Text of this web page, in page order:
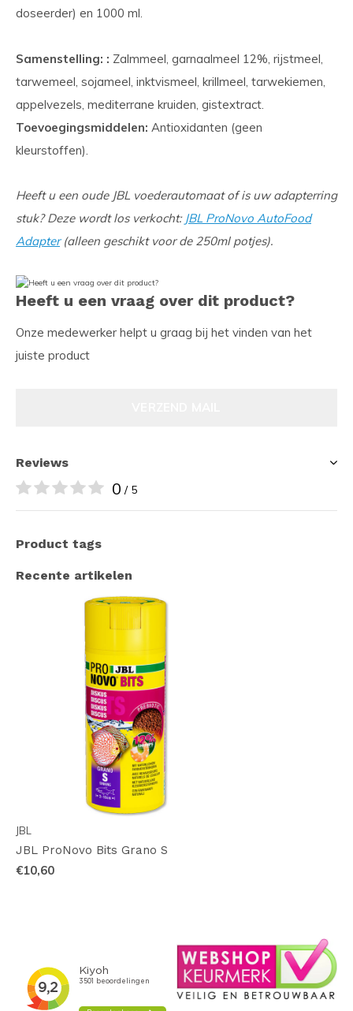
doseerder) en 1000 ml.
Samenstelling: : Zalmmeel, garnaalmeel 12%, rijstmeel,
tarwemeel, sojameel, inktvismeel, krillmeel, tarwekiemen,
appelvezels, mediterrane kruiden, gistextract.
Toevoegingsmiddelen: Antioxidanten (geen
kleurstoffen).
Heeft u een oude JBL voederautomaat of is uw adapterring
stuk? Deze wordt los verkocht: JBL ProNovo AutoFood
Adapter(alleen geschikt voor de 250ml potjes).
Heeft u een vraag over dit product?
Onze medewerker helpt u graag bij het vinden van het
juiste product
Reviews
0 / 5
Product tags
Recente artikelen
JBL
JBL ProNovo Bits Grano S
€10,60